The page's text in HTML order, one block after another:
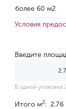
более 60 м2
Условия
Введите
В одной упаковке
Итого м2: 2.76